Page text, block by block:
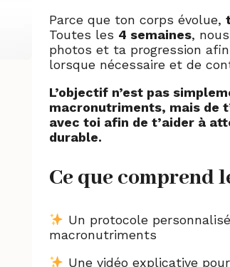
Parce que ton corps évolue,
Toutes les 4 semaines,
photos et ta progression
lorsque nécessaire et de
L’objectif n’est pas
macronutriments, mais de
avec toi afin de t’aider à
durable.
Ce que comprend
Un protocole
macronutriments
Une vidéo explicative